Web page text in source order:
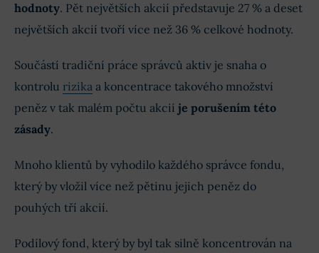
hodnoty. Pět největších akcií představuje 27 % a deset
největších akcií tvoří více než 36 % celkové hodnoty.
Součástí tradiční práce správců aktiv je snaha o
kontrolu rizika a koncentrace takového množství
peněz v tak malém počtu akcií je porušením této
zásady.
Mnoho klientů by vyhodilo každého správce fondu,
který by vložil více než pětinu jejich peněz do
pouhých tří akcií.
Podílový fond, který by byl tak silně koncentrován na